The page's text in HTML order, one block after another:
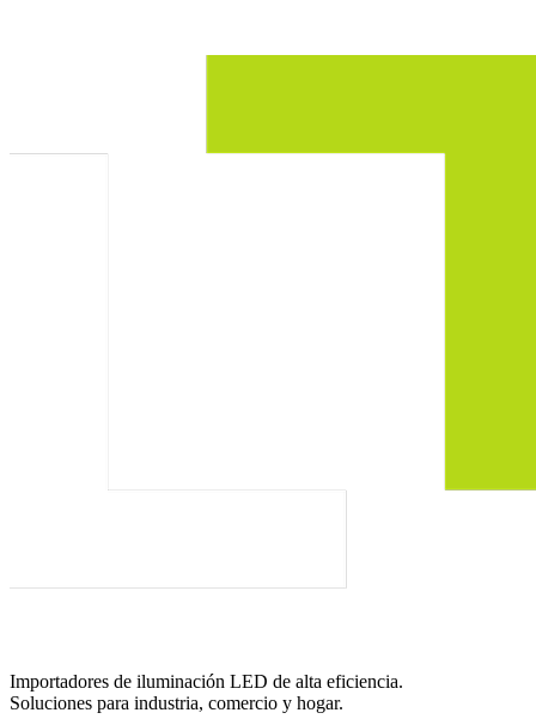
Importadores de iluminación LED de alta eficiencia.
Soluciones para industria, comercio y hogar.